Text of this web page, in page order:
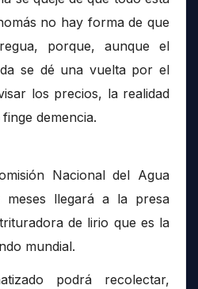
no hay forma de que
porque, aunque el
se dé una vuelta por el
los precios, la realidad
demencia.
Nacional del Agua
meses llegará a la presa
de lirio que es la
mundial.
podrá recolectar,